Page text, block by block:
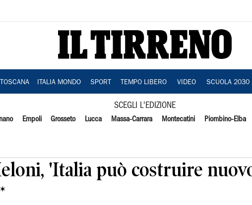
TOSCANA ITALIA MONDO SPORT TEMPO LIBERO VIDEO SCUOLA 2030
SCEGLI L'EDIZIONE
Empoli Grosseto Lucca Massa-Carrara Montecatini Piombino-Elba
'Italia può costruire